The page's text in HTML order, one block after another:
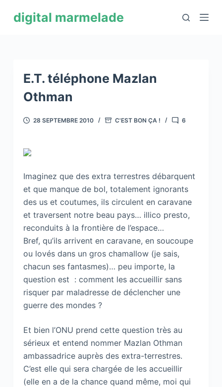
digital marmelade
E.T. téléphone Mazlan
Othman
28 SEPTEMBRE 2010 C'EST BON ÇA ! 6
Imaginez que des extra terrestres débarquent
et que manque de bol, totalement ignorants
des us et coutumes, ils circulent en caravane
et traversent notre beau pays… illico presto,
reconduits à la frontière de l’espace…
Bref, qu’ils arrivent en caravane, en soucoupe
ou lovés dans un gros chamallow (je sais,
chacun ses fantasmes)… peu importe, la
question est : comment les accueillir sans
risquer par maladresse de déclencher une
guerre des mondes ?
Et bien l’ONU prend cette question très au
sérieux et entend nommer Mazlan Othman
ambassadrice auprès des extra-terrestres.
C’est elle qui sera chargée de les accueillir
(elle en a de la chance quand même, moi qui